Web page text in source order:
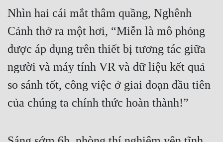
Nhìn hai cái mắt thâm quầng, Nghênh
Cảnh thở ra một hơi, “Miễn là mô phỏng
được áp dụng trên thiết bị tương tác giữa
người và máy tính VR và dữ liệu kết quả
so sánh tốt, công việc ở giai đoạn đầu tiên
của chúng ta chính thức hoàn thành!”